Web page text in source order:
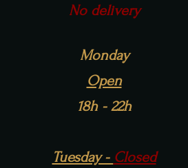
No delivery
Monday
Open
18h - 22h
Tuesday - Closed